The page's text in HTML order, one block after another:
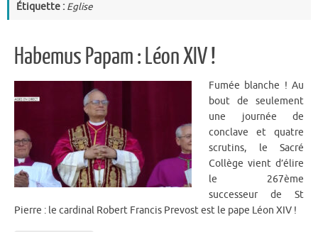
Étiquette : Eglise
Habemus Papam : Léon XIV !
Fumée blanche ! Au
bout de seulement
une journée de
conclave et quatre
scrutins, le Sacré
Collège vient d’élire
le 267ème
successeur de St
Pierre : le cardinal Robert Francis Prevost est le pape Léon XIV !